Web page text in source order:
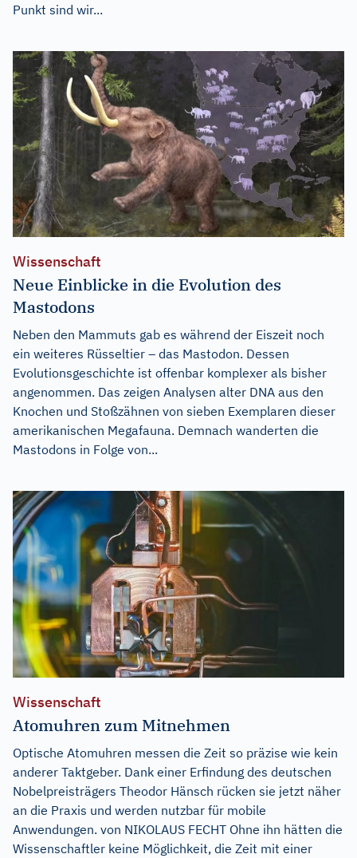
Punkt sind wir...
Wissenschaft
Neue Einblicke in die Evolution des
Mastodons
Neben den Mammuts gab es während der Eiszeit noch
ein weiteres Rüsseltier – das Mastodon. Dessen
Evolutionsgeschichte ist offenbar komplexer als bisher
angenommen. Das zeigen Analysen alter DNA aus den
Knochen und Stoßzähnen von sieben Exemplaren dieser
amerikanischen Megafauna. Demnach wanderten die
Mastodons in Folge von...
Wissenschaft
Atomuhren zum Mitnehmen
Optische Atomuhren messen die Zeit so präzise wie kein
anderer Taktgeber. Dank einer Erfindung des deutschen
Nobelpreisträgers Theodor Hänsch rücken sie jetzt näher
an die Praxis und werden nutzbar für mobile
Anwendungen. von NIKOLAUS FECHT Ohne ihn hätten die
Wissenschaftler keine Möglichkeit, die Zeit mit einer